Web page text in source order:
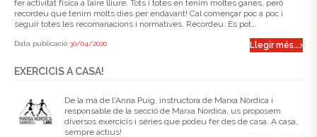
fer activitat física a l’aire lliure. Tots i totes en tenim moltes ganes, però
recordeu que tenim molts dies per endavant! Cal començar poc a poc i
seguir totes les recomanacions i normatives. Recordeu: Es pot…
Data publicació 30/04/2020 Llegir més...
EXERCICIS A CASA!
De la mà de l'Anna Puig, instructora de Marxa Nòrdica i
responsable de la secció de Marxa Nòrdica, us proposem
diversos exercicis i sèries que podeu fer des de casa. A casa,
sempre actius!